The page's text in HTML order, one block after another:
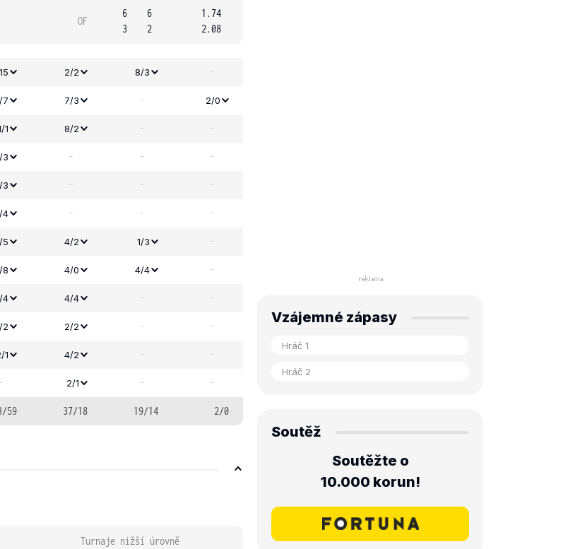
OF
6
3
6
2
1.74
2.08
2/2 8/3 -
7 7/3 - 2/0
1 8/2 - -
3 - - -
3 - - -
4 - - -
5 4/2 1/3 -
8 4/0 4/4 -
4 4/4 - -
2 2/2 - -
1 4/2 - -
- 2/1 - -
59 37/18 19/14 2/0
Turnaje nižší úrovně
Vzájemné zápasy
Soutěž
Soutěžte o
10.000 korun!